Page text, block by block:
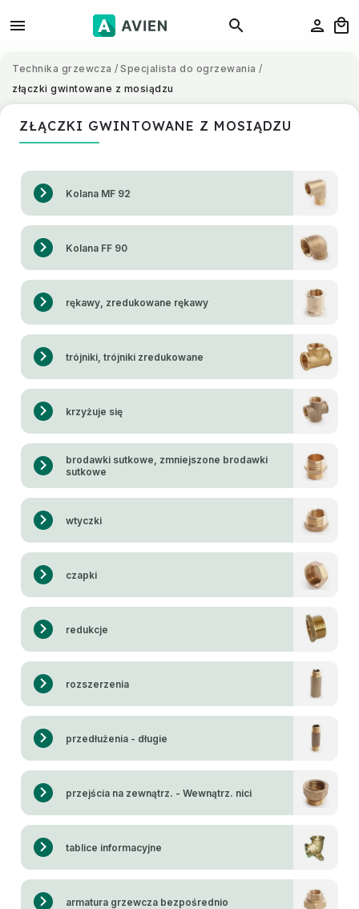
Technika grzewcza / Specjalista do ogrzewania /
złączki gwintowane z mosiądzu
ZŁĄCZKI GWINTOWANE Z MOSIĄDZU
Kolana MF 92
Kolana FF 90
rękawy, zredukowane rękawy
trójniki, trójniki zredukowane
krzyżuje się
brodawki sutkowe, zmniejszone brodawki
sutkowe
wtyczki
czapki
redukcje
rozszerzenia
przedłużenia - długie
przejścia na zewnątrz. - Wewnątrz. nici
tablice informacyjne
armatura grzewcza bezpośrednio